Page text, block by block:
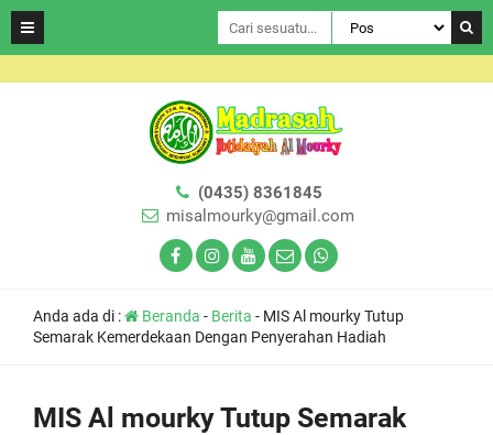
(0435) 8361845
misalmourky@gmail.com
Anda ada di : Beranda - Berita - MIS Al mourky Tutup
Semarak Kemerdekaan Dengan Penyerahan Hadiah
MIS Al mourky Tutup Semarak